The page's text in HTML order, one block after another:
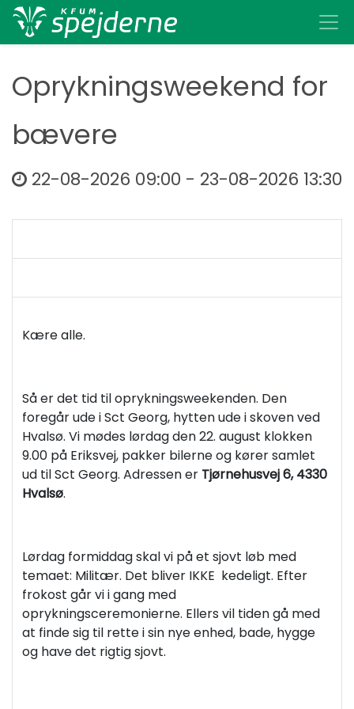
Oprykningsweekend for
bævere
22-08-2026 09:00 - 23-08-2026 13:30
Kære alle.
Så er det tid til oprykningsweekenden. Den
foregår ude i Sct Georg, hytten ude i skoven ved
Hvalsø. Vi mødes lørdag den 22. august klokken
9.00 på Eriksvej, pakker bilerne og kører samlet
ud til Sct Georg. Adressen er Tjørnehusvej 6, 4330
Hvalsø.
Lørdag formiddag skal vi på et sjovt løb med
temaet: Militær. Det bliver IKKE kedeligt. Efter
frokost går vi i gang med
oprykningsceremonierne. Ellers vil tiden gå med
at finde sig til rette i sin nye enhed, bade, hygge
og have det rigtig sjovt.